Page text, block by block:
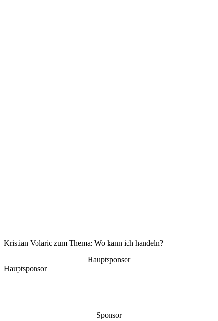
Kristian Volaric zum Thema: Wo kann ich handeln?
Hauptsponsor
Hauptsponsor
Sponsor